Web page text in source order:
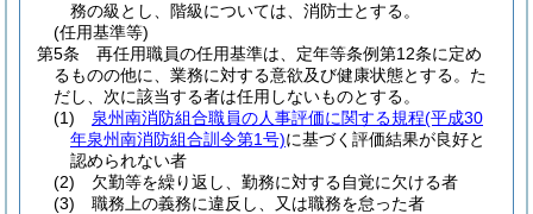
務の級とし、階級については、消防士とする。
(任用基準等)
第5条
再任用職員の任用基準は、定年等条例第12条に定め
るものの他に、業務に対する意欲及び健康状態とする。 た
だし、次に該当する者は任用しないものとする。
(1)
泉州南消防組合職員の人事評価に関する規程(平成30
年泉州南消防組合訓令第1号)に基づく評価結果が良好と
認められない者
(2)
欠勤等を繰り返し、勤務に対する自覚に欠ける者
(3)
職務上の義務に違反し、又は職務を怠った者